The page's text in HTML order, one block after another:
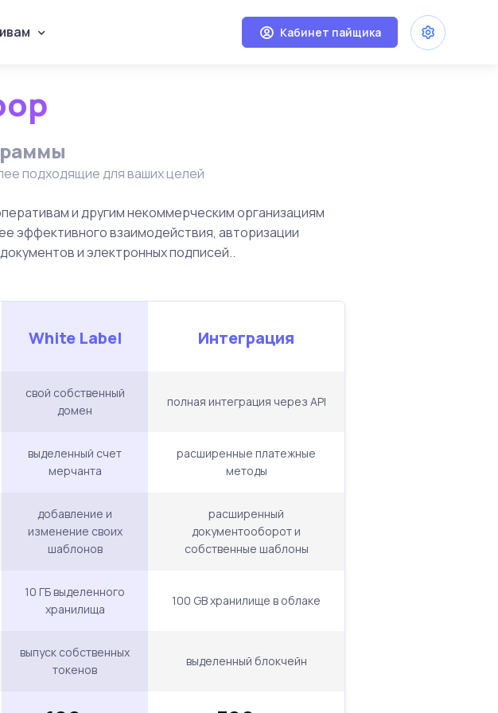
Кабинет пайщика
подходящие для ваших целей
и другим некоммерческим организациям
эффективного взаимодействия, авторизации
и электронных подписей..
White Label Интеграция
свой собственный
домен
полная интеграция через API
выделенный счет
мерчанта
расширенные платежные
методы
добавление и
изменение своих
шаблонов
расширенный
документооборот и
собственные шаблоны
10 ГБ выделенного
хранилища
100 GB хранилище в облаке
выпуск собственных
токенов
выделенный блокчейн